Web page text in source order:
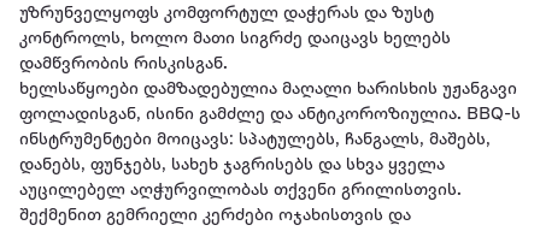
უზრუნველყოფს კომფორტულ დაჭერას და ზუსტ
კონტროლს, ხოლო მათი სიგრძე დაიცავს ხელებს
დამწვრობის რისკისგან.
ხელსაწყოები დამზადებულია მაღალი ხარისხის უჟანგავი
ფოლადისგან, ისინი გამძლე და ანტიკოროზიულია. BBQ-ს
ინსტრუმენტები მოიცავს: სპატულებს, ჩანგალს, მაშებს,
დანებს, ფუნჯებს, სახეხ ჯაგრისებს და სხვა ყველა
აუცილებელ აღჭურვილობას თქვენი გრილისთვის.
შექმენით გემრიელი კერძები ოჯახისთვის და